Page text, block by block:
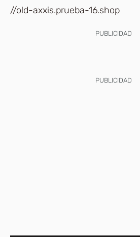
//old-axxis.prueba-16.shop
PUBLICIDAD
PUBLICIDAD